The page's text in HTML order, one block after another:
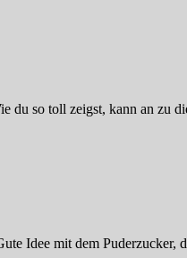
so toll zeigst, kann an zu
Idee mit dem Puderzucker,